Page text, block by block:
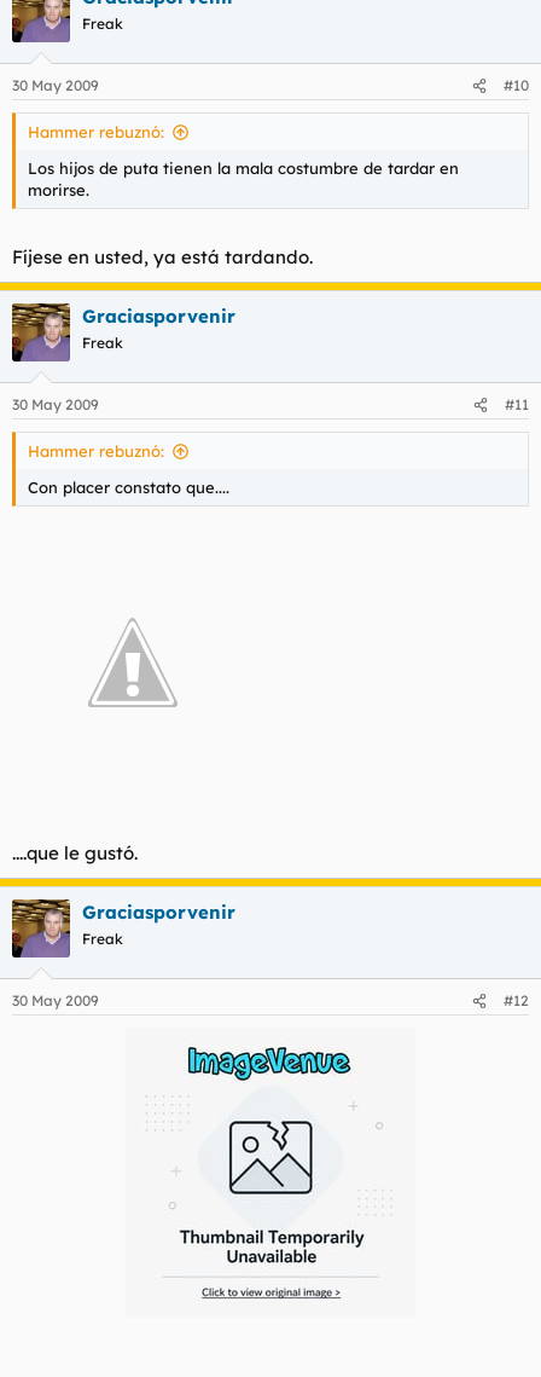
Freak
30 May 2009 #10
Hammer rebuznó:
Los hijos de puta tienen la mala costumbre de tardar en
morirse.
Fíjese en usted, ya está tardando.
Graciasporvenir
Freak
30 May 2009 #11
Hammer rebuznó:
Con placer constato que....
....que le gustó.
Graciasporvenir
Freak
30 May 2009 #12